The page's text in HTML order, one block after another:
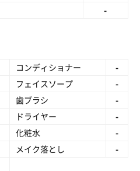
-
コンディショナー
-
フェイスソープ
-
歯ブラシ
-
ドライヤー
-
化粧水
-
メイク落とし
-